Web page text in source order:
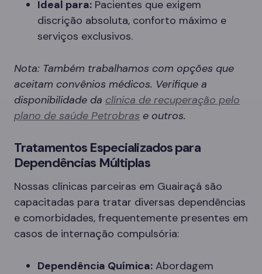
Ideal para: Pacientes que exigem
discrição absoluta, conforto máximo e
serviços exclusivos.
Nota: Também trabalhamos com opções que
aceitam convênios médicos. Verifique a
disponibilidade da clínica de recuperação pelo
plano de saúde Petrobras e outros.
Tratamentos Especializados para
Dependências Múltiplas
Nossas clínicas parceiras em Guairaçá são
capacitadas para tratar diversas dependências
e comorbidades, frequentemente presentes em
casos de internação compulsória:
Dependência Química: Abordagem